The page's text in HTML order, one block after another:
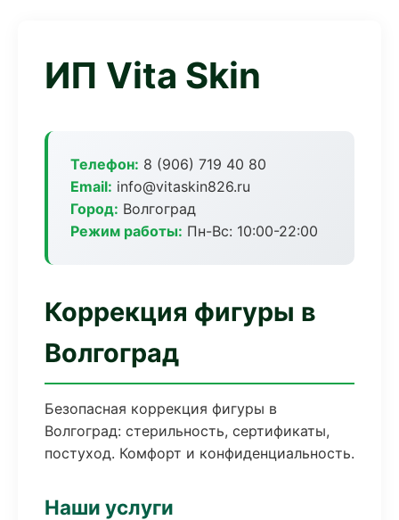
ИП Vita Skin
Телефон: 8 (906) 719 40 80
Email: info@vitaskin826.ru
Город: Волгоград
Режим работы: Пн-Вс: 10:00-22:00
Коррекция фигуры в
Волгоград
Безопасная коррекция фигуры в
Волгоград: стерильность, сертификаты,
постуход. Комфорт и конфиденциальность.
Наши услуги